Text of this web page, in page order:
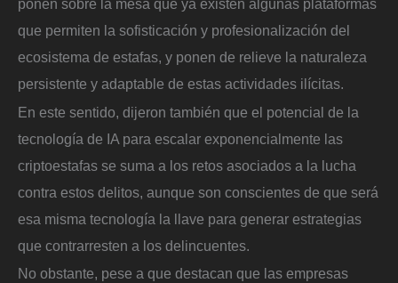
ponen sobre la mesa que ya existen algunas plataformas
que permiten la sofisticación y profesionalización del
ecosistema de estafas, y ponen de relieve la naturaleza
persistente y adaptable de estas actividades ilícitas.
En este sentido, dijeron también que el potencial de la
tecnología de IA para escalar exponencialmente las
criptoestafas se suma a los retos asociados a la lucha
contra estos delitos, aunque son conscientes de que será
esa misma tecnología la llave para generar estrategias
que contrarresten a los delincuentes.
No obstante, pese a que destacan que las empresas